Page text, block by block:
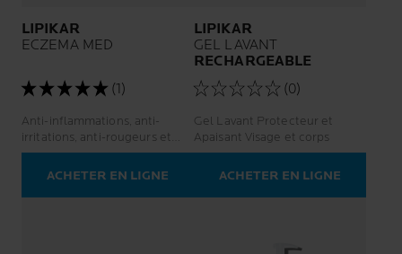
LIPIKAR
ECZEMA MED
(1)
Anti-inflammations, anti-
irritations, anti-rougeurs et
anti-démangeaisons.
ACHETER EN LIGNE
LIPIKAR
GEL LAVANT
RECHARGEABLE
(0)
Gel Lavant Protecteur et
Apaisant Visage et corps
ACHETER EN LIGNE